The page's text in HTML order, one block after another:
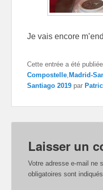
Je vais encore
Cette entrée a été
Compostelle ,Madrid-
Santiago 2019 par
Laisser un
Votre adresse e-mail ne
obligatoires sont